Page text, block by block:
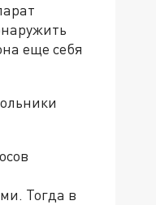
еще себя
Тогда в